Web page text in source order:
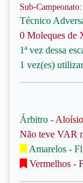
Sub-
Técnico
0 Moleques de
1ª vez dessa
1 vez(es)
Árbitro -
Não teve VAR
Amarelos -
Vermelhos -